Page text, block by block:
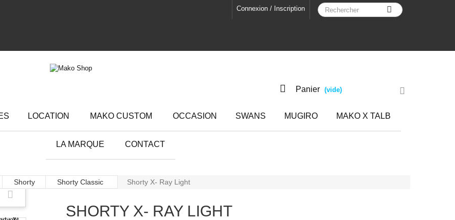
Connexion / Inscription
Panier (vide)
LOCATION MAKO CUSTOM OCCASION SWANS MUGIRO MAKO X TALB
LA MARQUE CONTACT
Shorty Shorty Classic Shorty X- Ray Light
SHORTY X- RAY LIGHT